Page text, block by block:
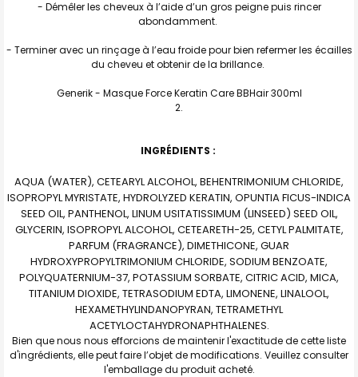
- Démêler les cheveux à l’aide d’un gros peigne puis rincer
abondamment.
- Terminer avec un rinçage à l’eau froide pour bien refermer les écailles
du cheveu et obtenir de la brillance.
Generik - Masque Force Keratin Care BBHair 300ml
INGRÉDIENTS :
AQUA (WATER), CETEARYL ALCOHOL, BEHENTRIMONIUM CHLORIDE,
ISOPROPYL MYRISTATE, HYDROLYZED KERATIN, OPUNTIA FICUS-INDICA
SEED OIL, PANTHENOL, LINUM USITATISSIMUM (LINSEED) SEED OIL,
GLYCERIN, ISOPROPYL ALCOHOL, CETEARETH-25, CETYL PALMITATE,
PARFUM (FRAGRANCE), DIMETHICONE, GUAR
HYDROXYPROPYLTRIMONIUM CHLORIDE, SODIUM BENZOATE,
POLYQUATERNIUM-37, POTASSIUM SORBATE, CITRIC ACID, MICA,
TITANIUM DIOXIDE, TETRASODIUM EDTA, LIMONENE, LINALOOL,
HEXAMETHYLINDANOPYRAN, TETRAMETHYL
ACETYLOCTAHYDRONAPHTHALENES.
Bien que nous nous efforcions de maintenir l'exactitude de cette liste
d'ingrédients, elle peut faire l’objet de modifications. Veuillez consulter
l'emballage du produit acheté.